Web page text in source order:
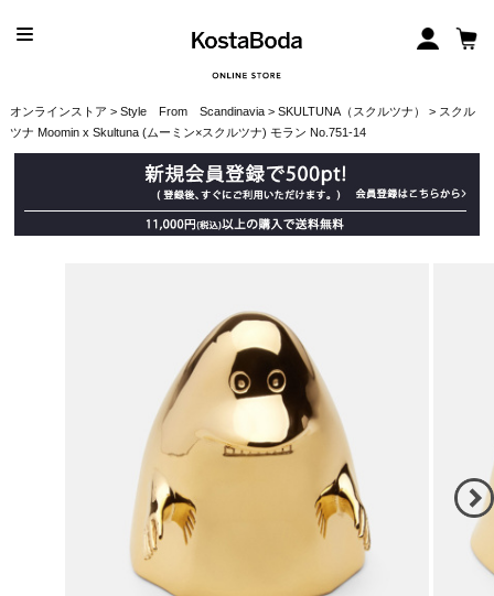
オンラインストア > Style From Scandinavia> SKULTUNA（スクルツナ）
> スクル
ツナ Moomin x Skultuna (ムーミン×スクルツナ) モラン No.751-14